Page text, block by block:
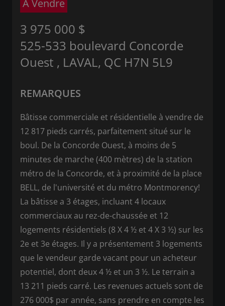
À Vendre
3 975 000 $
525-533 boulevard Concorde
Ouest , LAVAL, QC H7N 5L9
REMARQUES
Bâtisse commerciale et résidentielle à vendre de
12 817 pieds carrés, parfaitement situé sur le
boul. De la Concorde Ouest, à moins de 5
minutes de marche (400 mètres) de la station
métro de la Concorde, et à proximité de la place
BELL, de l'université et du métro Montmorency!
La bâtisse a 3 étages, incluant 4 locaux
commerciaux au rez-de-chaussée et 12
logements résidentiels (8 X 4 ½ et 4 X 3 ½) sur les
2e et 3e étages. Il y a présentement 3 logements
que le vendeur garde vacant pour un acheteur
potentiel, dont deux 4 ½ et un 3 ½. Le terrain a
13 211 pieds carré. Les revenues actuels sont de
276 000$ par année, sans prendre en compte les